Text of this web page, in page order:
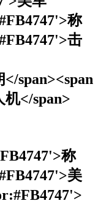
称
击
span><span
</span>
称
美